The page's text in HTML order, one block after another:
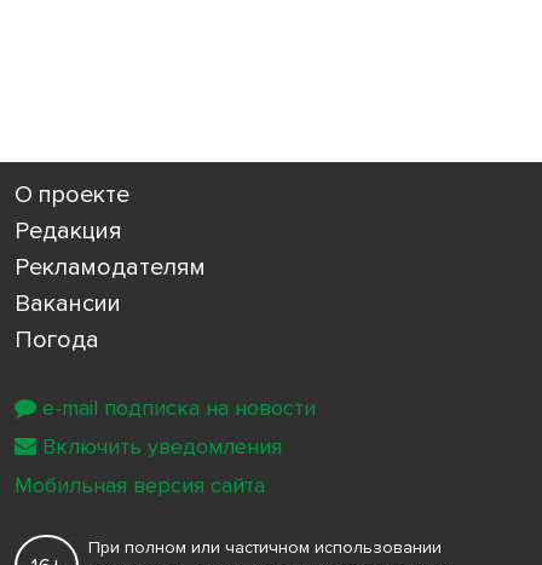
О проекте
Редакция
Рекламодателям
Вакансии
Погода
При полном или частичном использовании
e-mail подписка на новости
Включить уведомления
Мобильная версия сайта